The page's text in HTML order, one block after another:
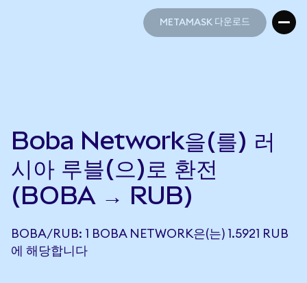
METAMASK 다운로드
Boba Network을(를) 러
시아 루블(으)로 환전
(BOBA → RUB)
BOBA/RUB: 1 BOBA NETWORK은(는) 1.5921 RUB
에 해당합니다